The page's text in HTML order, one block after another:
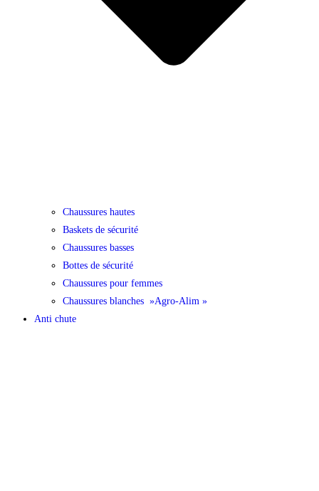
Chaussures hautes
Baskets de sécurité
Chaussures basses
Bottes de sécurité
Chaussures pour femmes
Chaussures blanches »Agro-Alim »
Anti chute